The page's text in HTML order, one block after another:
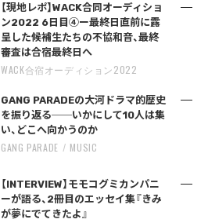
【現地レポ】WACK合同オーディショ
ン2022 6日目④ー最終日直前に露
呈した候補生たちの不協和音、最終
審査は合宿最終日へ
WACK合宿オーディション2022
GANG PARADEの大河ドラマ的歴史
を振り返る──いかにして10人は集
い、どこへ向かうのか
GANG PARADE MUSIC
【INTERVIEW】モモコグミカンパニ
ーが語る、2冊目のエッセイ集『きみ
が夢にでてきたよ』